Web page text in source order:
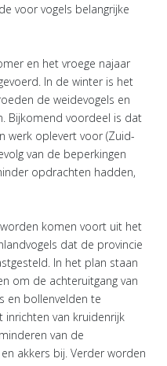
voor vogels belangrijke
en het vroege najaar
In de winter is het
de weidevogels en
Bijkomend voordeel is dat
werk oplevert voor (Zuid-
van de beperkingen
opdrachten hadden,
komen voort uit het
dat de provincie
In het plan staan
om de achteruitgang van
en bollenvelden te
inrichten van kruidenrijk
van de
akkers bij. Verder worden